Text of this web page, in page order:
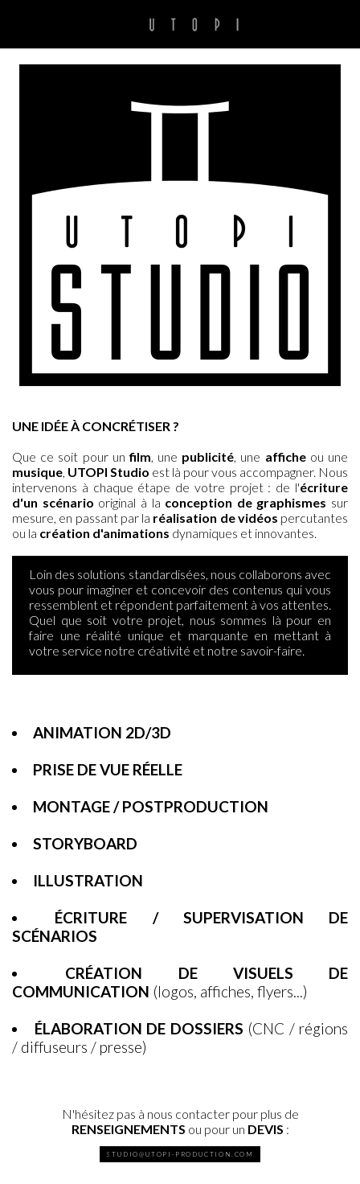
UNE IDÉE À CONCRÉTISER ?
Que ce soit pour unfilm, une publicité, une afficheou une
musique, UTOPI Studio est là pour vous accompagner. Nous
intervenons à chaque étape de votre projet : de l'écriture
d'un scénario original à la conception de graphismes sur
mesure, en passant par la réalisation de vidéos percutantes
ou la création d'animations dynamiques et innovantes.
Loin des solutions standardisées, nous collaborons avec
vous pour imaginer et concevoir des contenus qui vous
ressemblent et répondent parfaitement à vos attentes.
Quel que soit votre projet, nous sommes là pour en
faire une réalité unique et marquante en mettant à
votre service notre créativité et notre savoir-faire.
ANIMATION 2D/3D
PRISE DE VUE RÉELLE
MONTAGE / POSTPRODUCTION
STORYBOARD
ILLUSTRATION
ÉCRITURE / SUPERVISATION DE
SCÉNARIOS
CRÉATION DE VISUELS DE
COMMUNICATION (logos, affiches, flyers...)
ÉLABORATION DE DOSSIERS (CNC / régions
/ diffuseurs / presse)
N'hésitez pas à nous contacter pour plus de
RENSEIGNEMENTS ou pour un DEVIS :
STUDIO@UTOPI-PRODUCTION.COM